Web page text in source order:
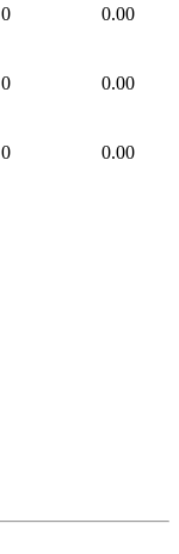
0 0.00
0 0.00
0 0.00